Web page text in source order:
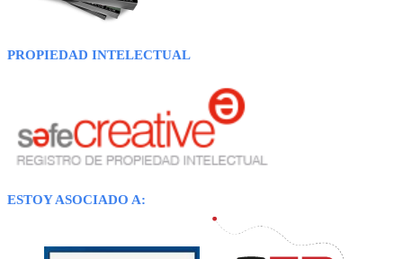
PROPIEDAD INTELECTUAL
ESTOY ASOCIADO A: